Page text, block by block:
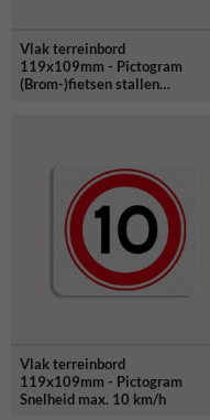
Vlak terreinbord
119x109mm - Pictogram
(Brom-)fietsen stallen
Vlak terreinbord
119x109mm - Pictogram
Snelheid max. 10 km/h